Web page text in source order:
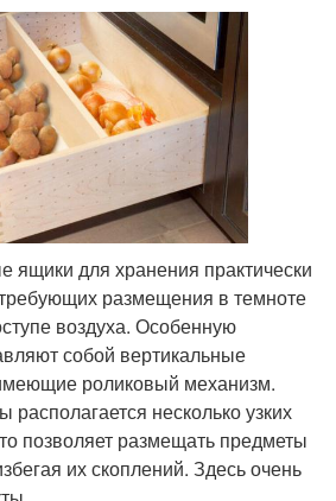
ящики для хранения практически
размещения в темноте
воздуха. Особенную
собой вертикальные
роликовый механизм.
располагается несколько узких
позволяет размещать предметы
их скоплений. Здесь очень